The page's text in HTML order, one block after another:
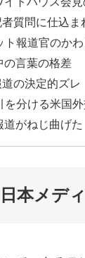
質問に仕込ま
ト報道官のか
の言葉の格差
の決定的ズレ
を分ける米国
がねじ曲げた
本メデ